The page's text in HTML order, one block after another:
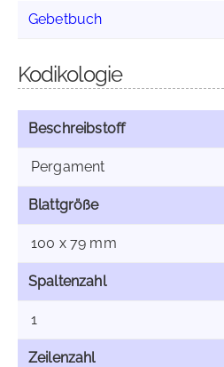
Gebetbuch
Kodikologie
Beschreibstoff
Pergament
Blattgröße
100 x 79 mm
Spaltenzahl
1
Zeilenzahl